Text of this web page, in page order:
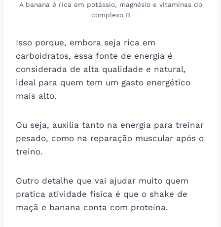
A banana é rica em potássio, magnésio e vitaminas do
complexo B
Isso porque, embora seja rica em
carboidratos, essa fonte de energia é
considerada de alta qualidade e natural,
ideal para quem tem um gasto energético
mais alto.
Ou seja, auxilia tanto na energia para treinar
pesado, como na reparação muscular após o
treino.
Outro detalhe que vai ajudar muito quem
pratica atividade física é que o shake de
maçã e banana conta com proteína.